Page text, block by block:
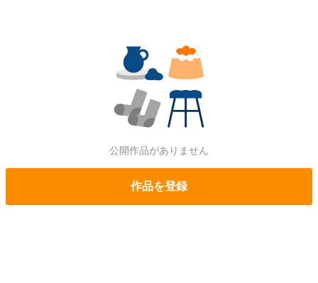
公開作品がありません
作品を登録